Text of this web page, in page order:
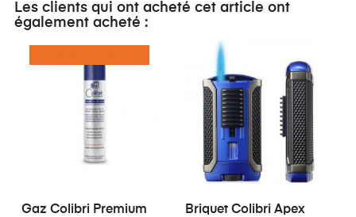
Les clients qui ont acheté cet article ont
également acheté :
Gaz Colibri Premium Briquet Colibri Apex